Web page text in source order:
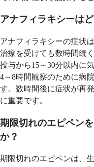
アナフィラキシーは
アナフィラキシーの症状
治療を受けても数時間続
投与から15～30分以内に
4～8時間観察のために病
す。数時間後に症状が再
に重要です。
期限切れのエピペン
か？
期限切れのエピペンは、